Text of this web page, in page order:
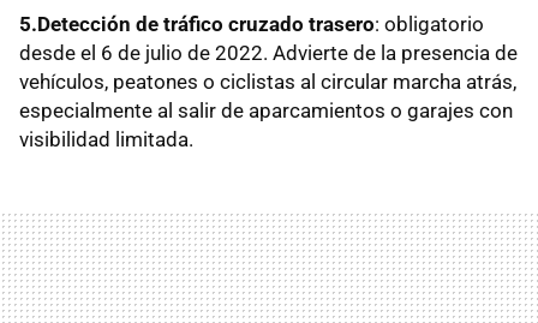
5.Detección de tráfico cruzado trasero: obligatorio
desde el 6 de julio de 2022. Advierte de la presencia de
vehículos, peatones o ciclistas al circular marcha atrás,
especialmente al salir de aparcamientos o garajes con
visibilidad limitada.